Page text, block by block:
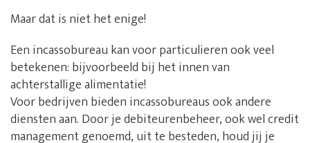
Maar dat is niet het enige!
Een incassobureau kan voor particulieren ook veel
betekenen: bijvoorbeeld bij het innen van
achterstallige alimentatie!
Voor bedrijven bieden incassobureaus ook andere
diensten aan. Door je debiteurenbeheer, ook wel credit
management genoemd, uit te besteden, houd jij je